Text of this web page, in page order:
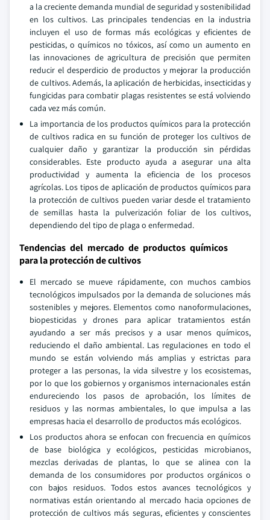
a la creciente demanda mundial de seguridad y sostenibilidad
en los cultivos. Las principales tendencias en la industria
incluyen el uso de formas más ecológicas y eficientes de
pesticidas, o químicos no tóxicos, así como un aumento en
las innovaciones de agricultura de precisión que permiten
reducir el desperdicio de productos y mejorar la producción
de cultivos. Además, la aplicación de herbicidas, insecticidas y
fungicidas para combatir plagas resistentes se está volviendo
cada vez más común.
La importancia de los productos químicos para la protección
de cultivos radica en su función de proteger los cultivos de
cualquier daño y garantizar la producción sin pérdidas
considerables. Este producto ayuda a asegurar una alta
productividad y aumenta la eficiencia de los procesos
agrícolas. Los tipos de aplicación de productos químicos para
la protección de cultivos pueden variar desde el tratamiento
de semillas hasta la pulverización foliar de los cultivos,
dependiendo del tipo de plaga o enfermedad.
Tendencias del mercado de productos químicos
para la protección de cultivos
El mercado se mueve rápidamente, con muchos cambios
tecnológicos impulsados por la demanda de soluciones más
sostenibles y mejores. Elementos como nanoformulaciones,
biopesticidas y drones para aplicar tratamientos están
ayudando a ser más precisos y a usar menos químicos,
reduciendo el daño ambiental. Las regulaciones en todo el
mundo se están volviendo más amplias y estrictas para
proteger a las personas, la vida silvestre y los ecosistemas,
por lo que los gobiernos y organismos internacionales están
endureciendo los pasos de aprobación, los límites de
residuos y las normas ambientales, lo que impulsa a las
empresas hacia el desarrollo de productos más ecológicos.
Los productos ahora se enfocan con frecuencia en químicos
de base biológica y ecológicos, pesticidas microbianos,
mezclas derivadas de plantas, lo que se alinea con la
demanda de los consumidores por productos orgánicos o
con bajos residuos. Todos estos avances tecnológicos y
normativas están orientando al mercado hacia opciones de
protección de cultivos más seguras, eficientes y conscientes